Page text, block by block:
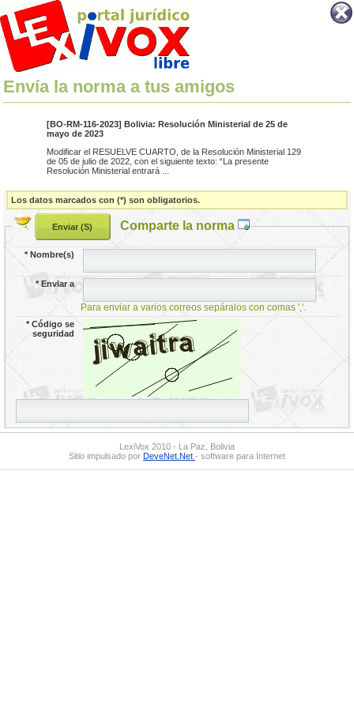
Envía la norma a tus amigos
[BO-RM-116-2023] Bolivia: Resolución Ministerial de 25 de
mayo de 2023
Modificar el RESUELVE CUARTO, de la Resolución Ministerial 129
de 05 de julio de 2022, con el siguiente texto: “La presente
Resolución Ministerial entrará ...
Los datos marcados con (*) son obligatorios.
Comparte la norma
*Nombre(s)
*Enviar a
Para enviar a varios correos sepáralos con comas ','.
*Código se
seguridad
LexiVox 2010 - La Paz, Bolivia
Sitio impulsado por DeveNet.Net - software para Internet